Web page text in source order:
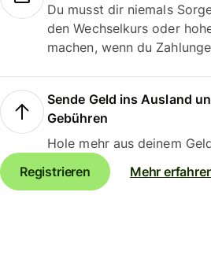
Du musst dir niemals
den Wechselkurs oder
machen, wenn du
Sende Geld ins Ausland
Gebühren
Hole mehr aus deinem
Registrieren
Mehr